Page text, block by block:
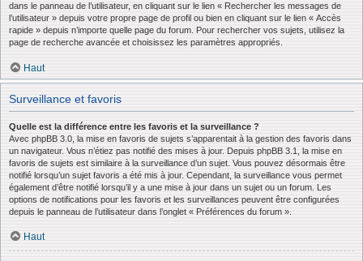
dans le panneau de l’utilisateur, en cliquant sur le lien « Rechercher les messages de
l’utilisateur » depuis votre propre page de profil ou bien en cliquant sur le lien « Accès
rapide » depuis n’importe quelle page du forum. Pour rechercher vos sujets, utilisez la
page de recherche avancée et choisissez les paramètres appropriés.
Haut
Surveillance et favoris
Quelle est la différence entre les favoris et la surveillance ?
Avec phpBB 3.0, la mise en favoris de sujets s’apparentait à la gestion des favoris dans
un navigateur. Vous n’étiez pas notifié des mises à jour. Depuis phpBB 3.1, la mise en
favoris de sujets est similaire à la surveillance d’un sujet. Vous pouvez désormais être
notifié lorsqu’un sujet favoris a été mis à jour. Cependant, la surveillance vous permet
également d’être notifié lorsqu’il y a une mise à jour dans un sujet ou un forum. Les
options de notifications pour les favoris et les surveillances peuvent être configurées
depuis le panneau de l’utilisateur dans l’onglet « Préférences du forum ».
Haut